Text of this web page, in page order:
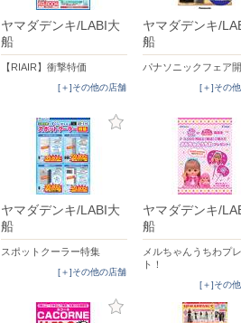
ヤマダデンキ/LABI大
船
【RIAIR】衝撃特価
[＋]その他の店舗
ヤマダデンキ/
船
パナソニックフェア
[＋]その
ヤマダデンキ/LABI大
船
スポットクーラー特集
[＋]その他の店舗
ヤマダデンキ/
船
メルちゃんうちわプ
ト！
[＋]その